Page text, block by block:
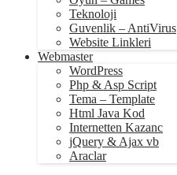
Teknoloji
Guvenlik – AntiVirus
Website Linkleri
Webmaster
WordPress
Php & Asp Script
Tema – Template
Html Java Kod
Internetten Kazanc
jQuery & Ajax vb
Araclar